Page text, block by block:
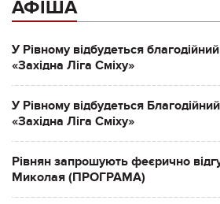
АФІША
У Рівному відбудеться
«Західна Ліга Сміху»
У Рівному відбудеться
«Західна Ліга Сміху»
Рівнян запрошують феєрично
Миколая (ПРОГРАМА)